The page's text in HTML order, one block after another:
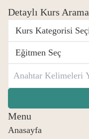
Detaylı Kurs Arama
Menu
Anasayfa